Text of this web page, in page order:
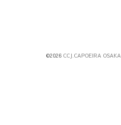
©2026 CCJ.CAPOEIRA OSAKA